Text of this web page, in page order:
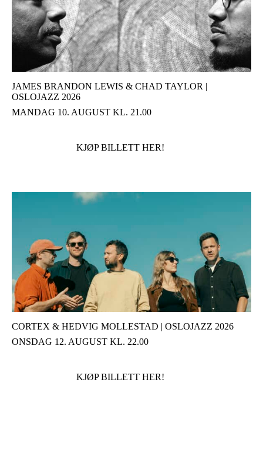
JAMES BRANDON LEWIS & CHAD TAYLOR |
OSLOJAZZ 2026
MANDAG 10. AUGUST KL. 21.00
KJØP BILLETT HER!
CORTEX & HEDVIG MOLLESTAD | OSLOJAZZ 2026
ONSDAG 12. AUGUST KL. 22.00
KJØP BILLETT HER!